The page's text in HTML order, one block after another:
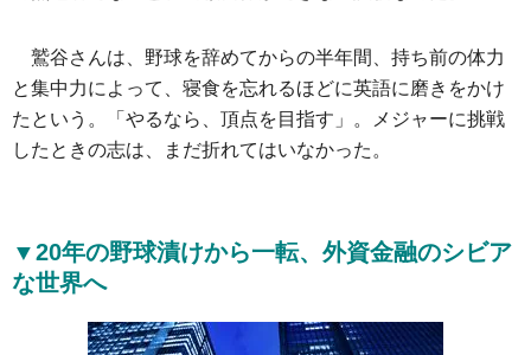
鷲谷さんは、野球を辞めてからの半年間、持ち前の体力
と集中力によって、寝食を忘れるほどに英語に磨きをかけ
たという。「やるなら、頂点を目指す」。メジャーに挑戦
したときの志は、まだ折れてはいなかった。
▼20年の野球漬けから一転、外資金融のシビア
な世界へ